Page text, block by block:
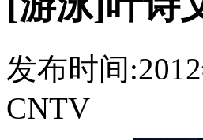
发布时间
CNTV